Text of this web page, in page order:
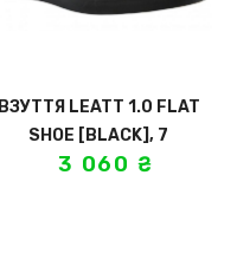
ВЗУТТЯ LEATT 1.0 FLAT
SHOE [BLACK], 7
3 060 ₴